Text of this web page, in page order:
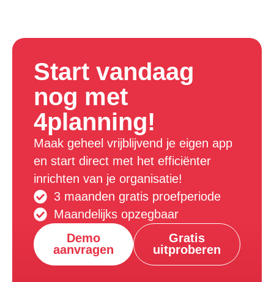
Start vandaag
nog met
4planning!
Maak geheel vrijblijvend je eigen app
en start direct met het efficiënter
inrichten van je organisatie!
3 maanden gratis proefperiode
Maandelijks opzegbaar
Demo
aanvragen
Gratis
uitproberen